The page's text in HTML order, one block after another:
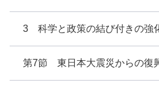
3 科学と政策の結び付きの強
第7節 東日本大震災からの復